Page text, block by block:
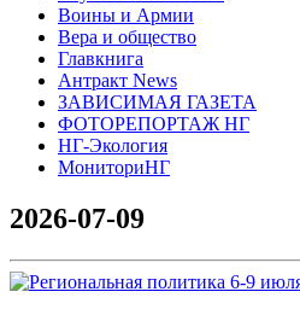
Воины и Армии
Вера и общество
Главкнига
Антракт News
ЗАВИСИМАЯ ГАЗЕТА
ФОТОРЕПОРТАЖ НГ
НГ-Экология
МониториНГ
2026-07-09